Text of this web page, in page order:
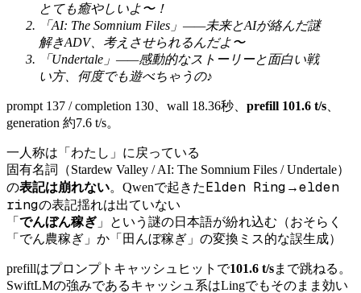
とても癒やしいよ〜！
「AI: The Somnium Files」——未来とAIが絡んだ謎
解きADV、考えさせられるんだよ〜
「Undertale」——感動的なストーリーと面白い戦
い方、何度でも遊べちゃうの♪
prompt 137 / completion 130、wall 18.36秒、 prefill 101.6 t/s
generation 約7.6 t/s。
一人称は「わたし」に戻っている
固有名詞（Stardew Valley / AI: The Somnium Files / Undertale）
の表記は崩れない。Qwenで起きたElden Ring →elden
ringの表記揺れは出ていない
「 でんぼん稼ぎ 」という謎の日本語が紛れ込む（おそらく
「でん農稼ぎ」か「田んぼ稼ぎ」の変換ミス的な誤生成）
prefillはプロンプトキャッシュヒットで101.6 t/sまで跳ねる。
SwiftLMの強みであるキャッシュ系はLingでもそのまま効い